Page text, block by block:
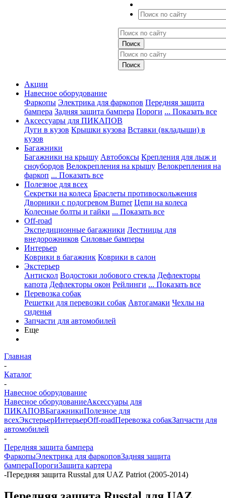
Акции
Навесное оборудование
Фаркопы Электрика для фаркопов Передняя защита
бампера Задняя защита бампера Пороги ... Показать все
Аксессуары для ПИКАПОВ
Дуги в кузов Крышки кузова Вставки (вкладыши) в
кузов
Багажники
Багажники на крышу Автобоксы Крепления для лыж и
сноубордов Велокрепления на крышу Велокрепления на
фаркоп ... Показать все
Полезное для всех
Секретки на колеса Браслеты противоскольжения
Дворники с подогревом Burner Цепи на колеса
Колесные болты и гайки ... Показать все
Off-road
Экспедиционные багажники Лестницы для
внедорожников Силовые бамперы
Интерьер
Коврики в багажник Коврики в салон
Экстерьер
Антискол Водостоки лобового стекла Дефлекторы
капота Дефлекторы окон Рейлинги ... Показать все
Перевозка собак
Решетки для перевозки собак Автогамаки Чехлы на
сиденья
Запчасти для автомобилей
Еще
Главная
-
Каталог
-
Навесное оборудование
Навесное оборудованиеАксессуары для
ПИКАПОВБагажникиПолезное для
всехЭкстерьерИнтерьерOff-roadПеревозка собакЗапчасти для
автомобилей
-
Передняя защита бампера
ФаркопыЭлектрика для фаркоповЗадняя защита
бампераПорогиЗащита картера
-Передняя защита Russtal для UAZ Patriot (2005-2014)